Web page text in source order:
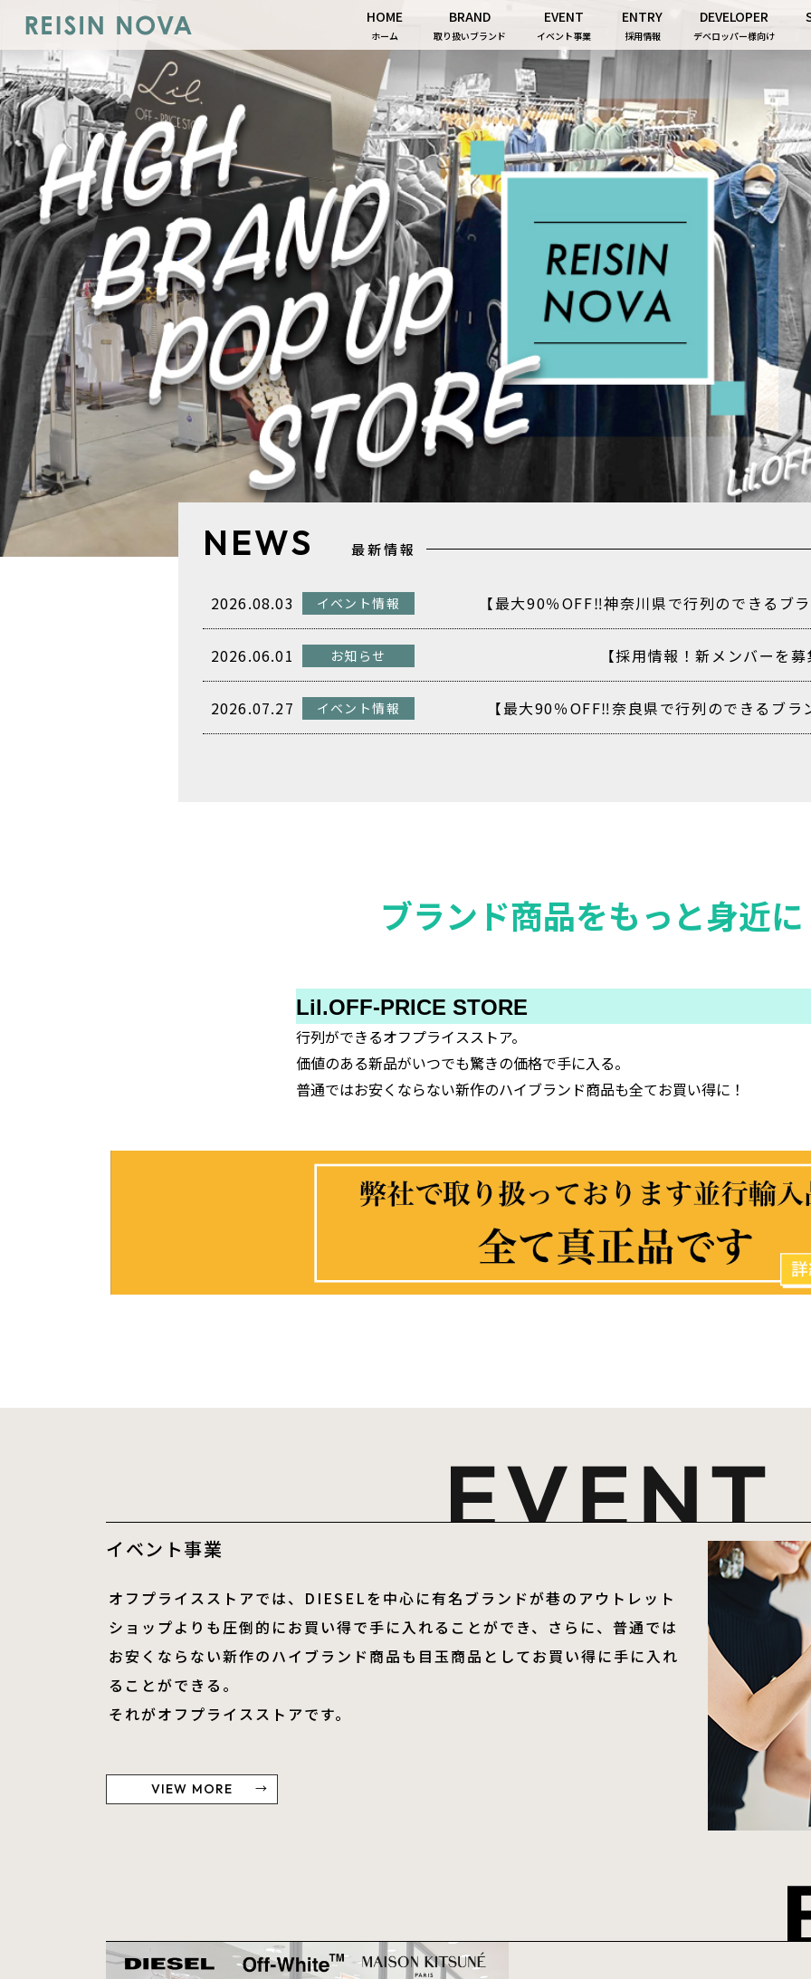
HOME
ホーム
BRAND
取り扱いブランド
EVENT
イベント事業
ENTRY
採用情報
DEVELOPER
デベロッパー様向け
NEWS 最新情報
2026.08.03 イベント情報 【最大90％OFF‼️神奈川県で行列のできるブ
2026.06.01 お知らせ 【採用情報！新メンバーを
2026.07.27 イベント情報 【最大90％OFF‼️奈良県で行列のできるブラ
ブランド商品をもっと身近
​​​​​​​Lil.OFF-PRICE STORE
行列ができるオフプライスストア。
価値のある新品がいつでも驚きの価格で手に入る。
普通ではお安くならない新作のハイブランド商品も全てお買い得に！
イベント事業
オフプライスストアでは、DIESELを中心に有名ブランドが巷のアウトレット
ショップよりも圧倒的にお買い得で手に入れることができ、さらに、普通では
お安くならない新作のハイブランド商品も目玉商品としてお買い得に手に入れ
ることができる。
​​​​​​​それがオフプライスストアです。
VIEW MORE